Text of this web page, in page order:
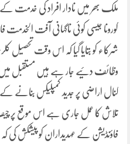
ملک بھر میں نادار افراد کی خدمت
کورونا جیسی کوئی ناگہانی آفت الخدمت
کنال اراضی پر جدید کمپلیکس
تلاش کا عمل جاری ہے اس موقع پر
فاؤنڈیشن کے عہدیداران کو پیشکش کی